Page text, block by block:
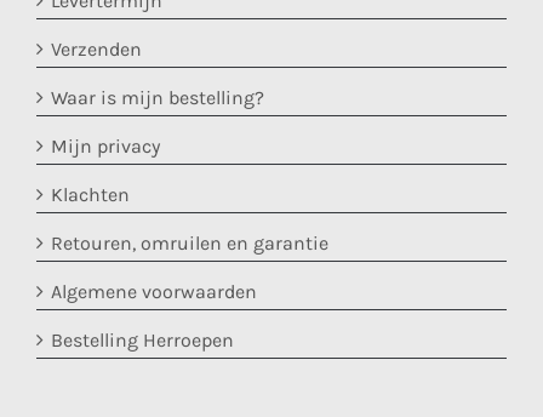
Verzenden
Waar is mijn bestelling?
Mijn privacy
Klachten
Retouren, omruilen en garantie
Algemene voorwaarden
Bestelling Herroepen